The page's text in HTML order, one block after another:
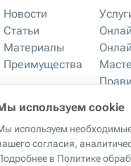
Новости
Статьи
Материалы
Преимущества
Правила
используем cookie
используем
согласия,
в Политике